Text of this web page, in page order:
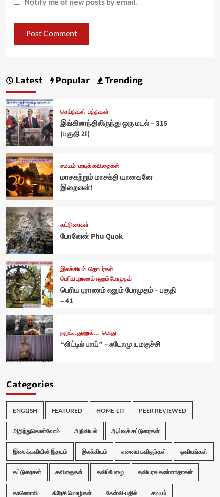
Latest Popular Trending
செய்திகள் பத்திகள்
இங்கிலாந்திலிருந்து ஒரு மடல் – 315
(பகுதி 2I)
சமயம் மரபுக் கவிதைகள்
மாசகற்றும் மாசக்தி யானவனே
இறைவன்!
கட்டுரைகள்
போனேன் Phu Quok
இலக்கியம் தொடர்கள்
பெரிய புராணம் எனும் பேரமுதம்
பெரிய புராணம் எனும் பேரமுதம் – பகுதி
– 41
நறுக்..துணுக்... பொது
“லிட்டில் பாய்” – சுடோமு யமகுச்சி
Categories
ENGLISH FEATURED HOME-LIT PEER REVIEWED
அறிந்துகொள்வோம் அறிவியல் ஆய்வுக் கட்டுரைகள்
இசைக்கவியின் இதயம் இலக்கியம் ஏனைய கவிஞர்கள் ஓவியங்கள்
கட்டுரைகள் கவிதைகள் கவிப்பேழை கவியரசு கண்ணதாசன்
காணொலி கிரேசி மொழிகள் கேள்வி-பதில் சமயம்